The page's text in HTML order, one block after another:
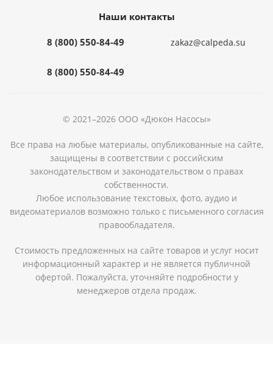
Наши контакты
8 (800) 550-84-49
8 (800) 550-84-49
zakaz@calpeda.su
© 2021–2026 ООО «Дюкон Насосы»
Все права на любые материалы, опубликованные на сайте,
защищены в соответствии с российским
законодательством и законодательством о правах
собственности.
Любое использование текстовых, фото, аудио и
видеоматериалов возможно только с письменного согласия
правообладателя.
Стоимость предложенных на сайте товаров и услуг носит
информационный характер и не является публичной
офертой. Пожалуйста, уточняйте подробности у
менеджеров отдела продаж.